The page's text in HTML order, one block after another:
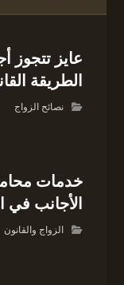
عايز تتجوز
الطريقة
نصائح الزواج
خدمات
الأجانب في
الزواج والقانون